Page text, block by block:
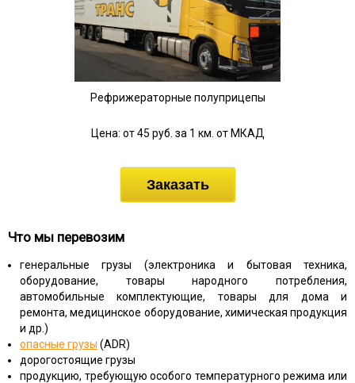
Рефрижераторные полуприцепы
Цена: от 45 руб. за 1 км. от МКАД
Заказать
Что мы перевозим
генеральные грузы (электроника и бытовая техника,
оборудование, товары народного потребления,
автомобильные комплектующие, товары для дома и
ремонта, медицинское оборудование, химическая продукция
и др.)
опасные грузы (ADR)
дорогостоящие грузы
продукцию, требующую особого температурного режима или